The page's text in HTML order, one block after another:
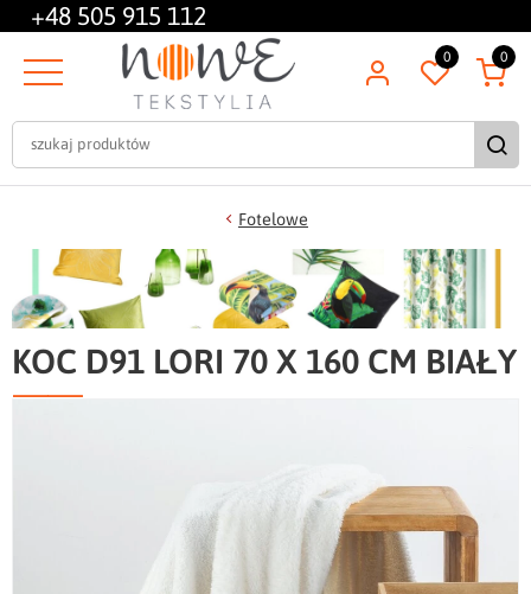
+48 505 915 112
0 0
Fotelowe
KOC D91 LORI 70 X 160 CM BIAŁY